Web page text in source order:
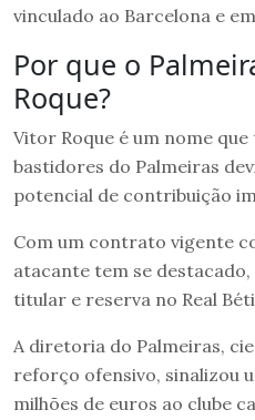
vinculado ao Barcelona e
Por que o
Roque?
Vitor Roque é um nome
bastidores do Palmeiras
potencial de contribuição
Com um contrato vigente
atacante tem se
titular e reserva no Real
A diretoria do Palmeiras,
reforço ofensivo, sinalizou
milhões de euros ao clube